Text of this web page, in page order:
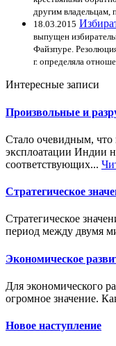
другим
18.03.2015
выпущен
Файзпуре.
г. определяла
Интересные записи
Произвольные и
Стало очевидным, что
эксплоатации Индии
соответствующих...
Стратегическое
Стратегическое
период между двумя
Экономическое
Для экономического
огромное значение.
Новое наступление